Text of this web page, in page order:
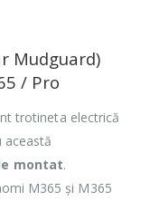
Mudguard)
/ Pro
trotineta electrică
montat.
M365 și M365